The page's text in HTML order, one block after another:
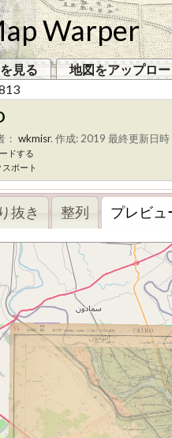
Warper
見る
地図をアップロ
： wkmisr. 作成: 2019 最終更新日
ドする
スポート
抜き 整列 プレビュ